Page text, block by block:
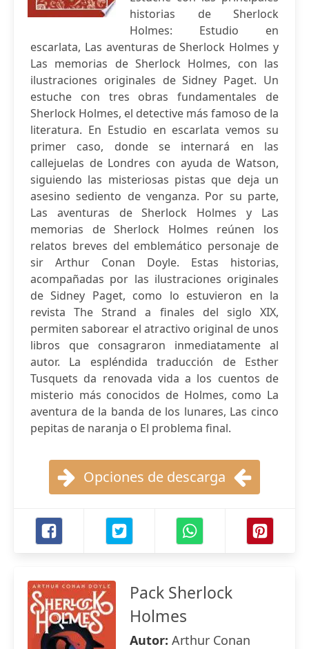
historias de Sherlock
Holmes: Estudio en
escarlata, Las aventuras de Sherlock Holmes y
Las memorias de Sherlock Holmes, con las
ilustraciones originales de Sidney Paget. Un
estuche con tres obras fundamentales de
Sherlock Holmes, el detective más famoso de la
literatura. En Estudio en escarlata vemos su
primer caso, donde se internará en las
callejuelas de Londres con ayuda de Watson,
siguiendo las misteriosas pistas que deja un
asesino sediento de venganza. Por su parte,
Las aventuras de Sherlock Holmes y Las
memorias de Sherlock Holmes reúnen los
relatos breves del emblemático personaje de
sir Arthur Conan Doyle. Estas historias,
acompañadas por las ilustraciones originales
de Sidney Paget, como lo estuvieron en la
revista The Strand a finales del siglo XIX,
permiten saborear el atractivo original de unos
libros que consagraron inmediatamente al
autor. La espléndida traducción de Esther
Tusquets da renovada vida a los cuentos de
misterio más conocidos de Holmes, como La
aventura de la banda de los lunares, Las cinco
pepitas de naranja o El problema final.
Opciones de descarga
Pack Sherlock
Holmes
Autor: Arthur Conan